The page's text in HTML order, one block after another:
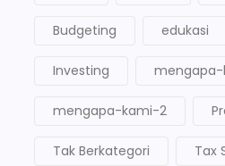
Budgeting edukasi
Investing mengapa-
mengapa-kami-2
Tak Berkategori Tax